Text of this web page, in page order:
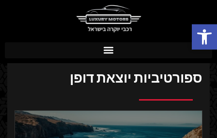
ספורטיביות יוצאת דופן
פתח סרגל נגישות